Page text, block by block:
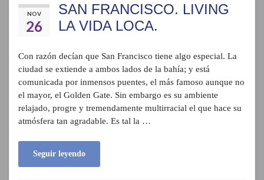
NOV
26
SAN FRANCISCO. LIVING
LA VIDA LOCA.
Con razón decían que San Francisco tiene algo especial. La
ciudad se extiende a ambos lados de la bahía; y está
comunicada por inmensos puentes, el más famoso aunque no
el mayor, el Golden Gate. Sin embargo es su ambiente
relajado, progre y tremendamente multirracial el que hace su
atmósfera tan agradable. Es tal la …
Seguir leyendo